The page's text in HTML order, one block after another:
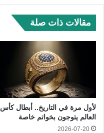
مقالات ذات صلة
لأول مرة في التاريخ.. أبطال كأس
العالم يتوجون بخواتم خاصة
2026-07-20